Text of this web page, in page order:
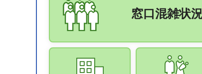
窓口混雑状